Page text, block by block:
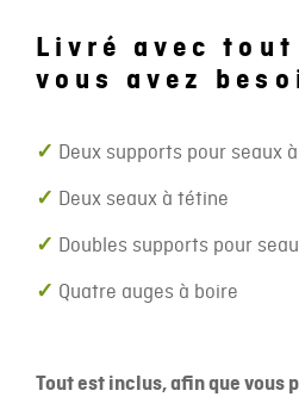
Livré avec tout
vous avez
✓ Deux supports pour seaux
✓ Deux seaux à tétine
✓ Doubles supports pour
✓ Quatre auges à boire
Tout est inclus, afin que vous